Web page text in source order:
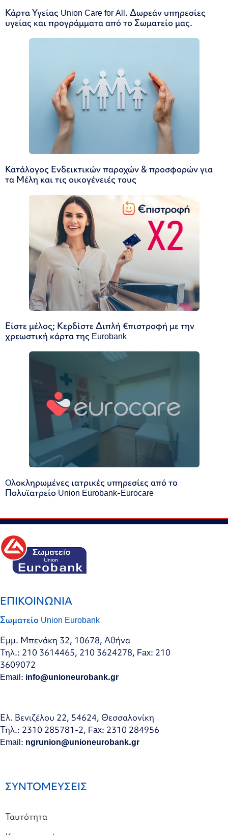
Κάρτα Υγείας Union Care for All. Δωρεάν υπηρεσίες
υγείας και προγράμματα από το Σωματείο μας.
Κατάλογος Ενδεικτικών παροχών & προσφορών για
τα Μέλη και τις οικογένειές τους
Είστε μέλος; Κερδίστε Διπλή €πιστροφή με την
χρεωστική κάρτα της Eurobank
Oλοκληρωμένες ιατρικές υπηρεσίες από το
Πολυϊατρείο Union Eurobank-Eurocare
ΕΠΙΚΟΙΝΩΝΙΑ
Σωματείο Union Eurobank
Εμμ. Μπενάκη 32, 10678, Αθήνα
Τηλ.: 210 3614465, 210 3624278, Fax: 210
3609072
Email: info@unioneurobank.gr
Ελ. Βενιζέλου 22, 54624, Θεσσαλονίκη
Τηλ.: 2310 285781-2, Fax: 2310 284956
Email: ngrunion@unioneurobank.gr
ΣΥΝΤΟΜΕΥΣΕΙΣ
Ταυτότητα